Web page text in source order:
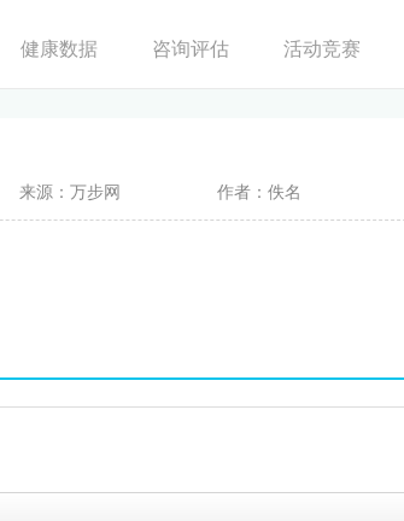
健康数据 咨询评估 活动竞赛
来源：万步网 作者：佚名